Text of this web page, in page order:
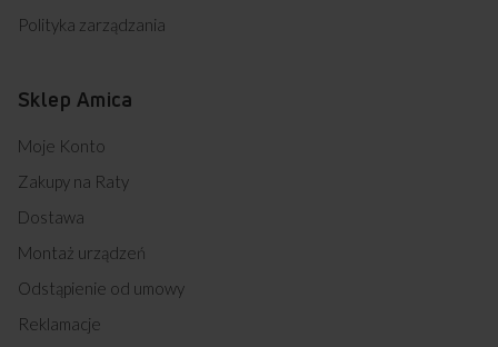
Polityka zarządzania
Sklep Amica
Moje Konto
Zakupy na Raty
Dostawa
Montaż urządzeń
Odstąpienie od umowy
Reklamacje